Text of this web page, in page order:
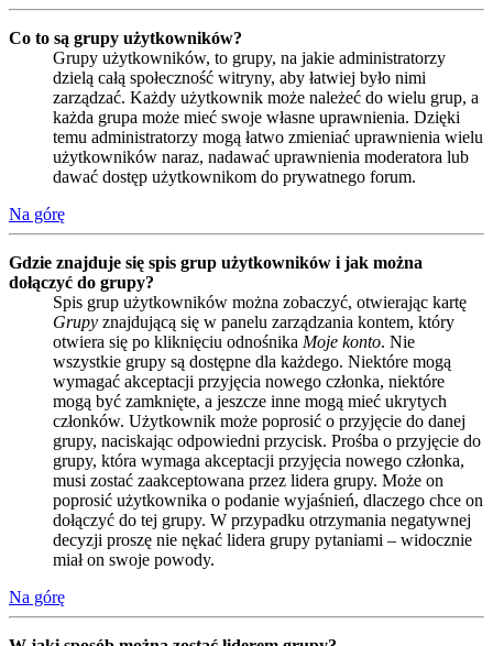
Co to są grupy użytkowników?
Grupy użytkowników, to grupy, na jakie administratorzy
dzielą całą społeczność witryny, aby łatwiej było nimi
zarządzać. Każdy użytkownik może należeć do wielu grup, a
każda grupa może mieć swoje własne uprawnienia. Dzięki
temu administratorzy mogą łatwo zmieniać uprawnienia wielu
użytkowników naraz, nadawać uprawnienia moderatora lub
dawać dostęp użytkownikom do prywatnego forum.
Na górę
Gdzie znajduje się spis grup użytkowników i jak można
dołączyć do grupy?
Spis grup użytkowników można zobaczyć, otwierając kartę
Grupy znajdującą się w panelu zarządzania kontem, który
otwiera się po kliknięciu odnośnika Moje konto. Nie
wszystkie grupy są dostępne dla każdego. Niektóre mogą
wymagać akceptacji przyjęcia nowego członka, niektóre
mogą być zamknięte, a jeszcze inne mogą mieć ukrytych
członków. Użytkownik może poprosić o przyjęcie do danej
grupy, naciskając odpowiedni przycisk. Prośba o przyjęcie do
grupy, która wymaga akceptacji przyjęcia nowego członka,
musi zostać zaakceptowana przez lidera grupy. Może on
poprosić użytkownika o podanie wyjaśnień, dlaczego chce on
dołączyć do tej grupy. W przypadku otrzymania negatywnej
decyzji proszę nie nękać lidera grupy pytaniami – widocznie
miał on swoje powody.
Na górę